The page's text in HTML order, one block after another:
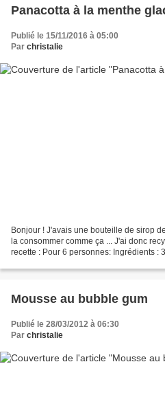
Panacotta à la menthe
Publié le 15/11/2016 à 05:00
Par christalie
Bonjour ! J'avais une bouteille de sirop
la consommer comme ça ... J'ai donc
recette : Pour 6 personnes: Ingrédients :
Mousse au bubble gum
Publié le 28/03/2012 à 06:30
Par christalie